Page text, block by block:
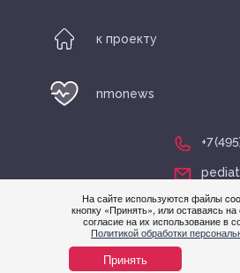
На сайте используются файлы
кнопку «Принять», или оставаясь
согласие на их использование в
Политикой обработки
Принять
Выставка
Тезисы
к проекту
nmonews
+7
© nmonews 2026 все права